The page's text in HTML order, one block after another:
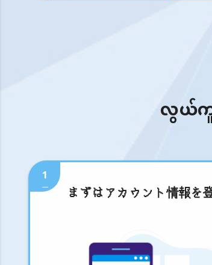
လွယ်ကူ
1
まずはアカウント情報を